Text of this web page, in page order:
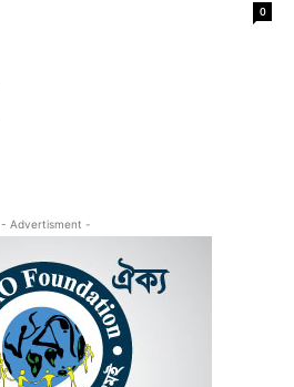
0
- Advertisment -